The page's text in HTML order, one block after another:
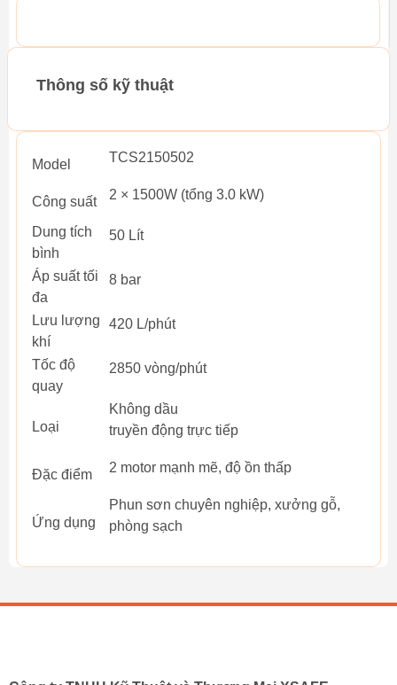
Thông số kỹ thuật
Model TCS2150502
Công suất 2 × 1500W (tổng 3.0 kW)
Dung tích
bình
50 Lít
Áp suất tối
đa
8 bar
Lưu lượng
khí
420 L/phút
Tốc độ
quay
2850 vòng/phút
Loại
Không dầu
truyền động trực tiếp
Đặc điểm 2 motor mạnh mẽ, độ ồn thấp
Ứng dụng
Phun sơn chuyên nghiệp, xưởng gỗ,
phòng sạch